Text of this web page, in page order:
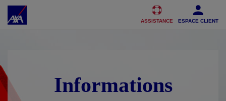
Accéder au Contenu Accéder au Pied de page
ASSISTANCE ESPACE CLIENT
Informations